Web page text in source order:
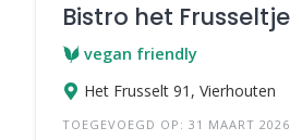
Bistro het Frusseltje
vegan friendly
Het Frusselt 91, Vierhouten
TOEGEVOEGD OP: 31 MAART 2026